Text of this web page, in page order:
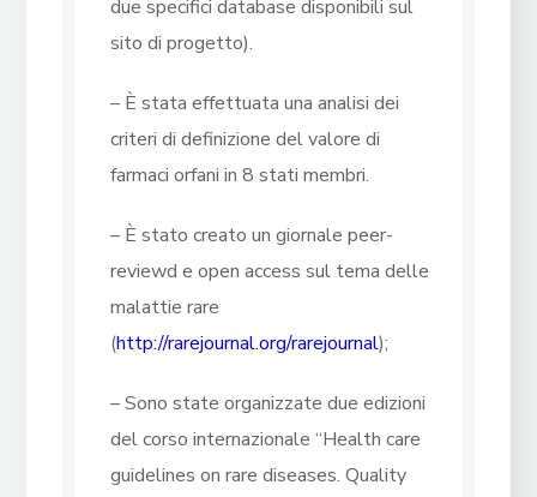
due specifici database disponibili sul
sito di progetto).
– È stata effettuata una analisi dei
criteri di definizione del valore di
farmaci orfani in 8 stati membri.
– È stato creato un giornale peer-
reviewd e open access sul tema delle
malattie rare
(http://rarejournal.org/rarejournal);
– Sono state organizzate due edizioni
del corso internazionale “Health care
guidelines on rare diseases. Quality